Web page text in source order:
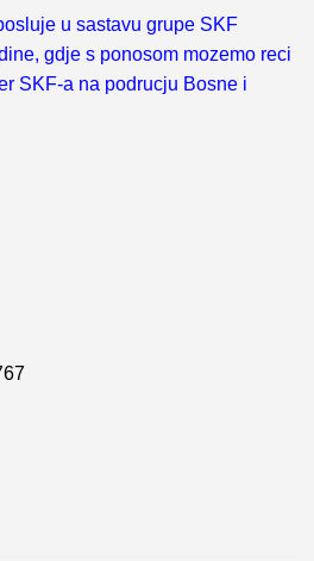
u sastavu grupe SKF
gdje s ponosom mozemo reci
SKF-a na podrucju Bosne i